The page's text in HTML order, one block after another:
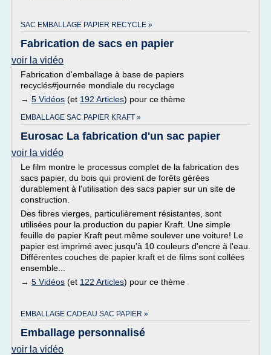
SAC EMBALLAGE PAPIER RECYCLE »
Fabrication de sacs en papier
voir la vidéo
Fabrication d'emballage à base de papiers
recyclés#journée mondiale du recyclage
→ 5 Vidéos (et 192 Articles) pour ce thème
EMBALLAGE SAC PAPIER KRAFT »
Eurosac La fabrication d'un sac papier
voir la vidéo
Le film montre le processus complet de la fabrication des
sacs papier, du bois qui provient de forêts gérées
durablement à l'utilisation des sacs papier sur un site de
construction.
Des fibres vierges, particulièrement résistantes, sont
utilisées pour la production du papier Kraft. Une simple
feuille de papier Kraft peut même soulever une voiture! Le
papier est imprimé avec jusqu'à 10 couleurs d'encre à l'eau.
Différentes couches de papier kraft et de films sont collées
ensemble...
→ 5 Vidéos (et 122 Articles) pour ce thème
EMBALLAGE CADEAU SAC PAPIER »
Emballage personnalisé
voir la vidéo